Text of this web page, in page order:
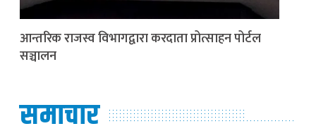
आन्तरिक राजस्व विभागद्वारा करदाता प्रोत्साहन पोर्टल
सञ्चालन
समाचार